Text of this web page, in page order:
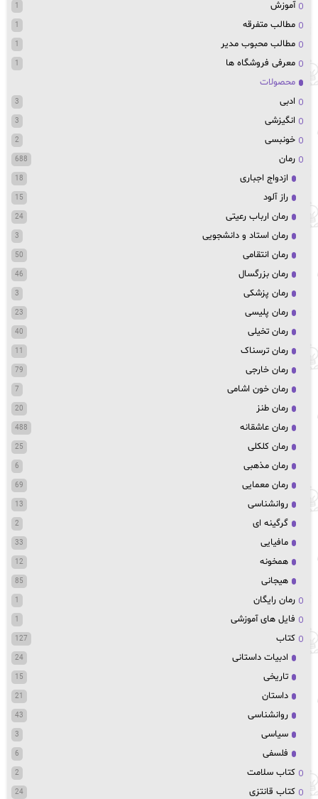
آموزش 1
مطالب متفرقه 1
مطالب محبوب مدیر 1
معرفی فروشگاه ها 1
محصولات
ادبی
3
انگیزشی 3
خونبسی 2
رمان 688
ازدواج اجباری 18
راز آلود 15
رمان ارباب رعیتی 24
رمان استاد و دانشجویی 3
رمان انتقامی 50
رمان بزرگسال 46
رمان پزشکی 3
رمان پلیسی 23
رمان تخیلی 40
رمان ترسناک 11
رمان خارجی 79
رمان خون اشامی 7
رمان طنز 20
رمان عاشقانه 488
رمان کلکلی 25
رمان مذهبی 6
رمان معمایی 69
روانشناسی 13
گرگینه ای 2
مافیایی 33
همخونه 12
هیجانی 85
رمان رایگان 1
فایل های آموزشی 1
کتاب 127
ادبیات داستانی 24
تاریخی 15
داستان 21
روانشناسی 43
سیاسی 3
فلسفی 6
کتاب سلامت 2
کتاب قانتزی 24